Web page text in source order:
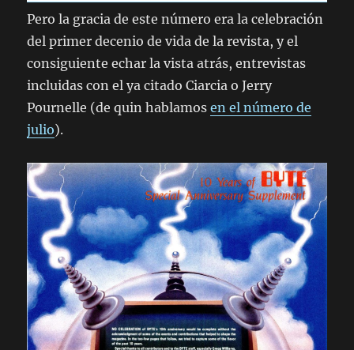
Pero la gracia de este número era la celebración
del primer decenio de vida de la revista, y el
consiguiente echar la vista atrás, entrevistas
incluidas con el ya citado Ciarcia o Jerry
Pournelle (de quin hablamosen el número de
julio).